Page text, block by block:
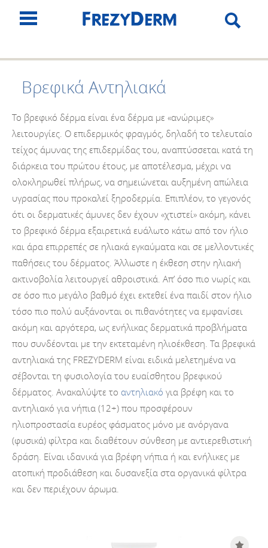
Βρεφικά Αντηλιακά
Το βρεφικό δέρμα είναι ένα δέρμα με «ανώριμες»
λειτουργίες. Ο επιδερμικός φραγμός, δηλαδή το τελευταίο
τείχος άμυνας της επιδερμίδας του, αναπτύσσεται κατά τη
διάρκεια του πρώτου έτους, με αποτέλεσμα, μέχρι να
ολοκληρωθεί πλήρως, να σημειώνεται αυξημένη απώλεια
υγρασίας που προκαλεί ξηροδερμία. Επιπλέον, το γεγονός
ότι οι δερματικές άμυνες δεν έχουν «χτιστεί» ακόμη, κάνει
το βρεφικό δέρμα εξαιρετικά ευάλωτο κάτω από τον ήλιο
και άρα επιρρεπές σε ηλιακά εγκαύματα και σε μελλοντικές
παθήσεις του δέρματος. Άλλωστε η έκθεση στην ηλιακή
ακτινοβολία λειτουργεί αθροιστικά. Απ’ όσο πιο νωρίς και
σε όσο πιο μεγάλο βαθμό έχει εκτεθεί ένα παιδί στον ήλιο
τόσο πιο πολύ αυξάνονται οι πιθανότητες να εμφανίσει
ακόμη και αργότερα, ως ενήλικας δερματικά προβλήματα
που συνδέονται με την εκτεταμένη ηλιοέκθεση. Τα βρεφικά
αντηλιακά της FREZYDERM είναι ειδικά μελετημένα να
σέβονται τη φυσιολογία του ευαίσθητου βρεφικού
δέρματος. Ανακαλύψτε το αντηλιακό για βρέφη και το
αντηλιακό για νήπια (12+) που προσφέρουν
ηλιοπροστασία ευρέος φάσματος μόνο με ανόργανα
(φυσικά) φίλτρα και διαθέτουν σύνθεση με αντιερεθιστική
δράση. Είναι ιδανικά για βρέφη νήπια ή και ενήλικες με
ατοπική προδιάθεση και δυσανεξία στα οργανικά φίλτρα
και δεν περιέχουν άρωμα.